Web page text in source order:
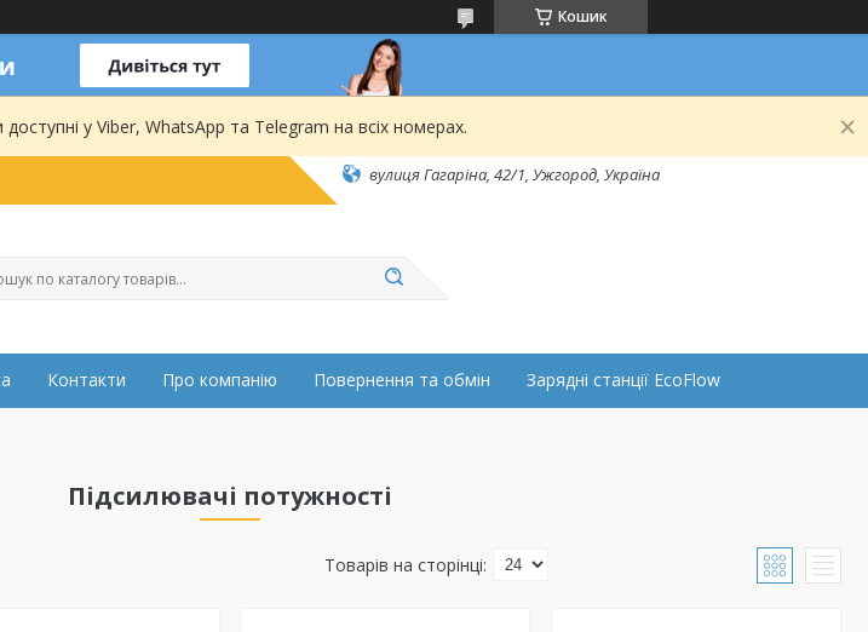
Кошик
у Viber, WhatsApp та Telegram на всіх номерах.
вулиця Гагаріна, 42/1, Ужгород, Україна
Контакти Про компанію Повернення та обмін Зарядні станції EcoFlow
Підсилювачі потужності